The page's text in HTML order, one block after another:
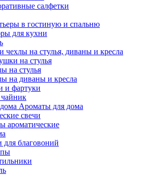
салфетки
в гостиную и спальню
для кухни
на стулья, диваны и кресла
на стулья
на стулья
на диваны и кресла
и фартуки
Ароматы для дома
свечи
ароматические
для благовоний